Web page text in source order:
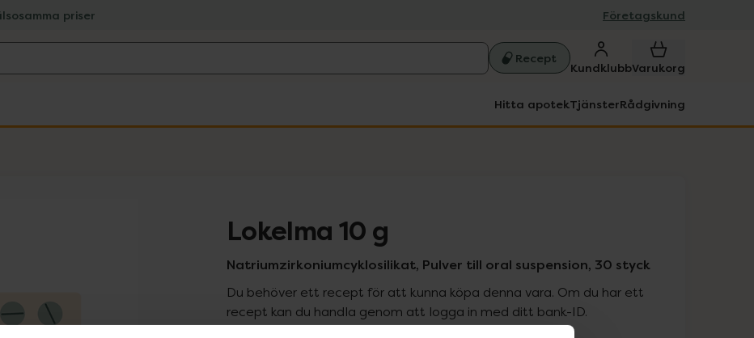
priser Företagskund
Recept
KundklubbVarukorg
Hitta apotekTjänsterRådgivning
Lokelma 10 g
Natriumzirkoniumcyklosilikat, Pulver till oral suspension, 30 styck
Du behöver ett recept för att kunna köpa denna vara. Om du har ett
recept kan du handla genom att logga in med ditt bank-ID.